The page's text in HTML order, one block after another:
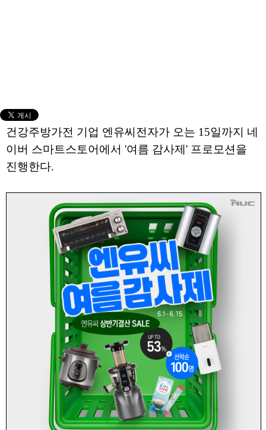
건강주방가전 기업 엔유씨전자가 오는 15일까지 네
이버 스마트스토어에서 '여름 감사제' 프로모션을
진행한다.